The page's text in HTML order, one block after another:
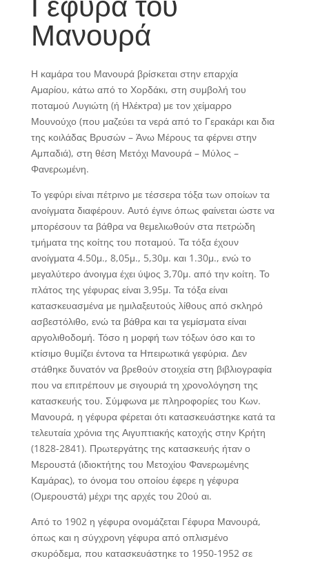
Μανουρά
Η καμάρα του Μανουρά βρίσκεται στην επαρχία
Αμαρίου, κάτω από το Χορδάκι, στη συμβολή του
ποταμού Λυγιώτη (ή Ηλέκτρα) με τον χείμαρρο
Μουνούχο (που μαζεύει τα νερά από το Γερακάρι και δια
της κοιλάδας Βρυσών – Άνω Μέρους τα φέρνει στην
Αμπαδιά), στη θέση Μετόχι Μανουρά – Μύλος –
Φανερωμένη.
Το γεφύρι είναι πέτρινο με τέσσερα τόξα των οποίων τα
ανοίγματα διαφέρουν. Αυτό έγινε όπως φαίνεται ώστε να
μπορέσουν τα βάθρα να θεμελιωθούν στα πετρώδη
τμήματα της κοίτης του ποταμού. Τα τόξα έχουν
ανοίγματα 4.50μ., 8,05μ., 5,30μ. και 1.30μ., ενώ το
μεγαλύτερο άνοιγμα έχει ύψος 3,70μ. από την κοίτη. Το
πλάτος της γέφυρας είναι 3,95μ. Τα τόξα είναι
κατασκευασμένα με ημιλαξευτούς λίθους από σκληρό
ασβεστόλιθο, ενώ τα βάθρα και τα γεμίσματα είναι
αργολιθοδομή. Τόσο η μορφή των τόξων όσο και το
κτίσιμο θυμίζει έντονα τα Ηπειρωτικά γεφύρια. Δεν
στάθηκε δυνατόν να βρεθούν στοιχεία στη βιβλιογραφία
που να επιτρέπουν με σιγουριά τη χρονολόγηση της
κατασκευής του. Σύμφωνα με πληροφορίες του Κων.
Μανουρά, η γέφυρα φέρεται ότι κατασκευάστηκε κατά τα
τελευταία χρόνια της Αιγυπτιακής κατοχής στην Κρήτη
(1828-2841). Πρωτεργάτης της κατασκευής ήταν ο
Μερουστά (ιδιοκτήτης του Μετοχίου Φανερωμένης
Καμάρας), το όνομα του οποίου έφερε η γέφυρα
(Ομερουστά) μέχρι της αρχές του 20ού αι.
Από το 1902 η γέφυρα ονομάζεται Γέφυρα Μανουρά,
όπως και η σύγχρονη γέφυρα από οπλισμένο
σκυρόδεμα, που κατασκευάστηκε το 1950-1952 σε